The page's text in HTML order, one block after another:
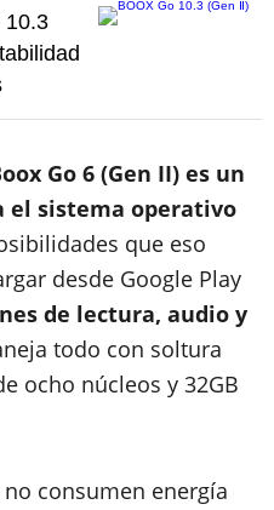
10.3
Go 6 (Gen II) es un
el sistema operativo
que eso
desde Google Play
de lectura, audio y
todo con soltura
ocho núcleos y 32GB
consumen energía